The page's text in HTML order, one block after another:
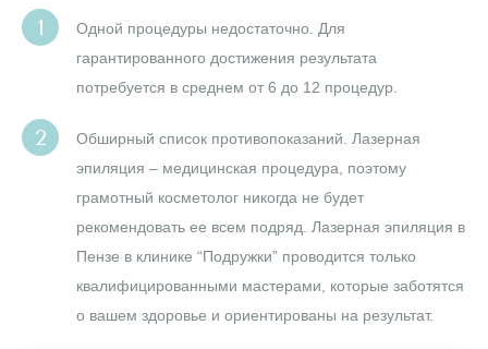
Одной процедуры недостаточно. Для
гарантированного достижения результата
потребуется в среднем от 6 до 12 процедур.
Обширный список противопоказаний. Лазерная
эпиляция – медицинская процедура, поэтому
грамотный косметолог никогда не будет
рекомендовать ее всем подряд. Лазерная эпиляция в
Пензе в клинике “Подружки” проводится только
квалифицированными мастерами, которые заботятся
о вашем здоровье и ориентированы на результат.